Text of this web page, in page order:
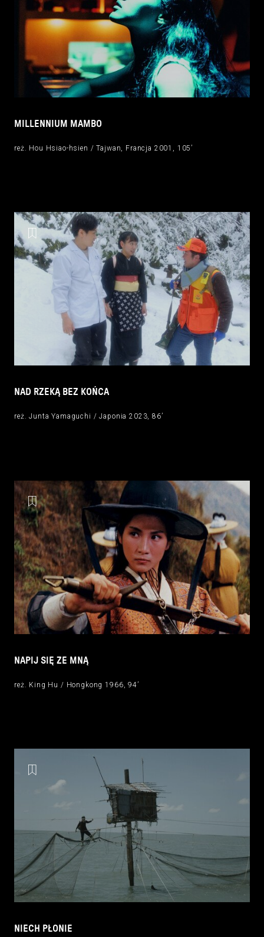
MILLENNIUM MAMBO
reż. Hou Hsiao-hsien / Tajwan, Francja 2001, 105’
NAD RZEKĄ BEZ KOŃCA
reż. Junta Yamaguchi / Japonia 2023, 86’
NAPIJ SIĘ ZE MNĄ
reż. King Hu / Hongkong 1966, 94’
NIECH PŁONIE